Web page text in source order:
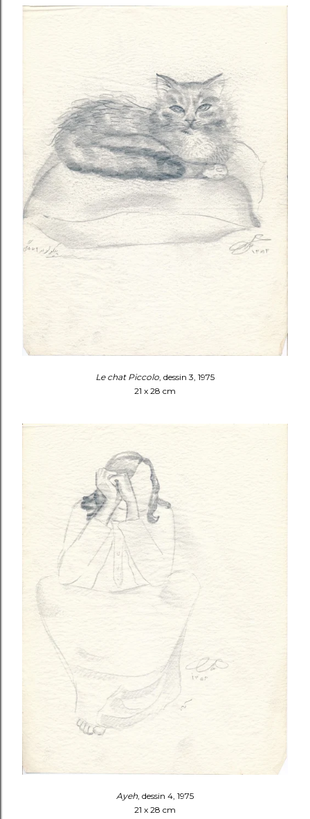
Le chat Piccolo, dessin 3, 1975
21 x 28 cm
Ayeh, dessin 4, 1975
21 x 28 cm